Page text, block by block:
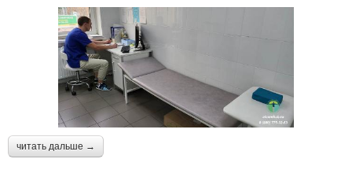
читать дальше →